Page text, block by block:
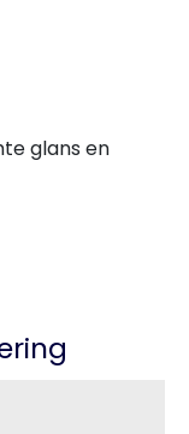
glans en